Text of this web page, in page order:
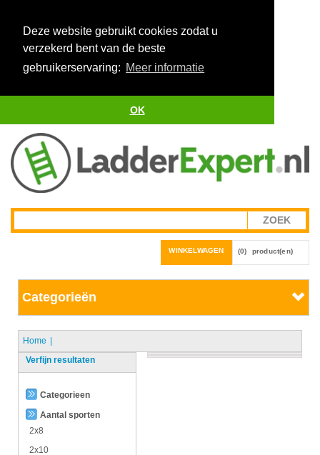
Deze website gebruikt cookies zodat u
verzekerd bent van de beste
gebruikerservaring: Meer informatie
OK
WINKELWAGEN (0) product(en)
Categorieën
Home
Verfijn resultaten
Categorieen
Aantal sporten
2x8
2x10